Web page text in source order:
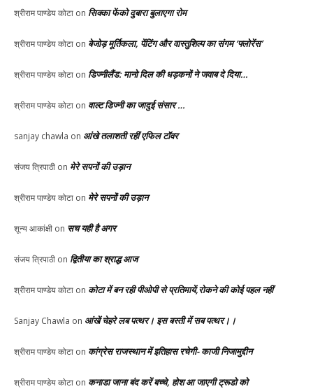
श्रीराम पाण्डेय कोटा on सिक्का फेंको दुबारा बुलाएगा रोम
श्रीराम पाण्डेय कोटा on बेजोड़ मूर्तिकला, पेंटिंग और वास्तुशिल्प का संगम ‘फ्लोरेंस’
श्रीराम पाण्डेय कोटा on डिज्नीलैंड: मानो दिल की धड़कनों ने जवाब दे दिया…
श्रीराम पाण्डेय कोटा on वाल्ट डिज्नी का जादुई संसार …
sanjay chawla on आंखे तलाशती रहीं एफिल टॉवर
संजय त्रिपाठी on मेरे सपनों की उड़ान
श्रीराम पाण्डेय कोटा on मेरे सपनों की उड़ान
शून्य आकांक्षी on सच यही है अगर
संजय त्रिपाठी on द्वितीया का श्राद्ध आज
श्रीराम पाण्डेय कोटा on कोटा में बन रही पीओपी से प्रतिमायें,रोकने की कोई पहल नहीं
Sanjay Chawla on आंखें चेहरे लब पत्थर। इस बस्ती में सब पत्थर।।
श्रीराम पाण्डेय कोटा on कांग्रेस राजस्थान में इतिहास रचेगी- काजी निजामुद्दीन
श्रीराम पाण्डेय कोटा on कनाडा जाना बंद करें बच्चे, होश आ जाएगी ट्रूडो को